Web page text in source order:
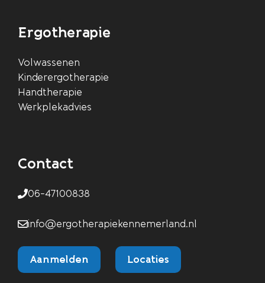
Ergotherapie
Volwassenen
Kinderergotherapie
Handtherapie
Werkplekadvies
Contact
06-47100838
info@ergotherapiekennemerland.nl
Aanmelden Locaties